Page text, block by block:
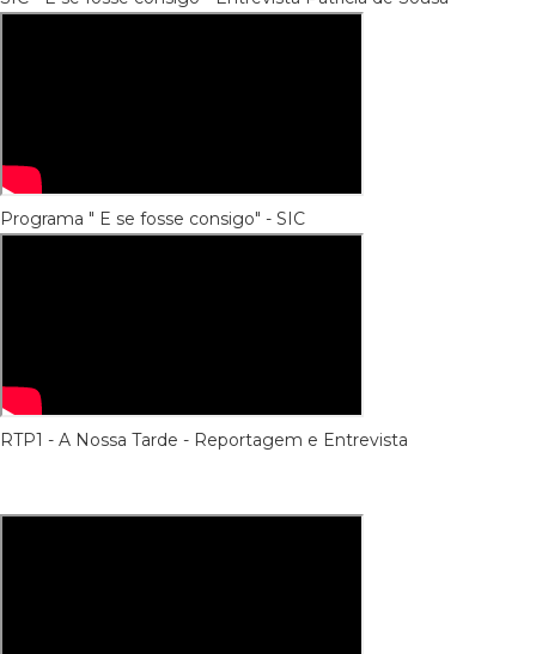
Programa " E se fosse consigo" - SIC
RTP1 - A Nossa Tarde - Reportagem e Entrevista